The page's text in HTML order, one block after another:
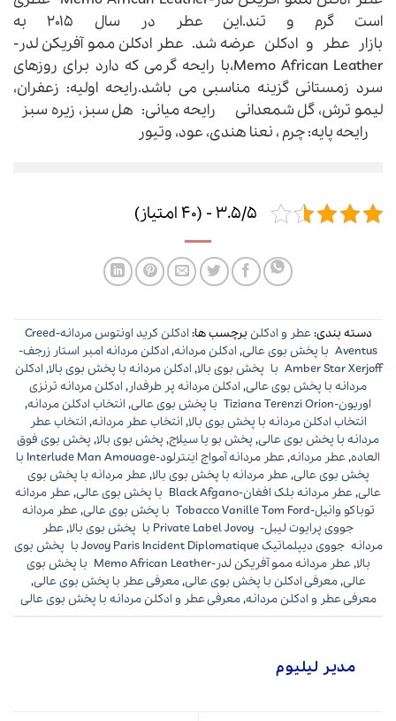
است گرم و تند.این عطر در سال ۲۰۱۵ به
بازار عطر و ادکلن عرضه شد.عطر ادکلن ممو آفریکن لدر-
Memo African Leather،با رایحه گرمی که دارد برای روزهای
سرد زمستانی گزینه مناسبی می باشد.رایحه اولیه: زعفران،
لیمو ترش، گل شمعدانی رایحه میانی: هل سبز، زیره سبز
رایحه پایه: چرم ، نعنا هندی، عود، وتیور
3.5/5 - (40 امتیاز)
دسته بندی:عطر و ادکلن برچسب ها:
ادکلن کرید اونتوس مردانه-Creed
Aventus با پخش بوی عالی
, ادکلن مردانه, ادکلن مردانه امبر استار زرجف-
Amber Star Xerjoff با پخش بوی بالا
, ادکلن مردانه با پخش بوی بالا, ادکلن
مردانه با پخش بوی عالی, ادکلن مردانه پر طرفدار, ادکلن مردانه ترنزی
اوریون-Tiziana Terenzi Orion با پخش بوی عالی
, انتخاب ادکلن مردانه,
انتخاب ادکلن مردانه با پخش بوی بالا, انتخاب عطر مردانه, انتخاب عطر
مردانه با پخش بوی عالی, پخش بو یا سیلاج, پخش بوی بالا, پخش بوی فوق
العاده,عطر مردانه,
عطر مردانه آمواج اینترلود-Interlude Man Amouage با
پخش بوی عالی,عطر مردانه با پخش بوی بالا,عطر مردانه با پخش بوی
عالی,عطر مردانه بلک افغان-Black Afgano با پخش بوی عالی ,عطر مردانه
توباکو وانیل-Tobacco Vanille Tom Ford با پخش بوی عالی
,عطر مردانه
جووی پرایوت لیبل- Private Label Jovoy با پخش بوی بالا
,عطر
مردانه جووی دیپلماتیک Jovoy Paris Incident Diplomatique با پخش بوی
بالا,
عطر مردانه ممو آفریکن لدر-Memo African Leather با پخش بوی
عالی,معرفی ادکلن با پخش بوی عالی,معرفی عطر با پخش بوی عالی,
معرفی عطر و ادکلن مردانه,معرفی عطر و ادکلن مردانه با پخش بوی عالی
مدیر لیلیوم